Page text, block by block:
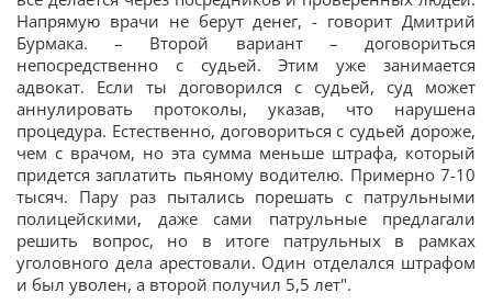
Напрямую врачи не берут денег, - говорит Дмитрий
Бурмака. – Второй вариант – договориться
непосредственно с судьей. Этим уже занимается
адвокат. Если ты договорился с судьей, суд может
аннулировать протоколы, указав, что нарушена
процедура. Естественно, договориться с судьей дороже,
чем с врачом, но эта сумма меньше штрафа, который
придется заплатить пьяному водителю. Примерно 7-10
тысяч. Пару раз пытались порешать с патрульными
полицейскими, даже сами патрульные предлагали
решить вопрос, но в итоге патрульных в рамках
уголовного дела арестовали. Один отделался штрафом
и был уволен, а второй получил 5,5 лет".